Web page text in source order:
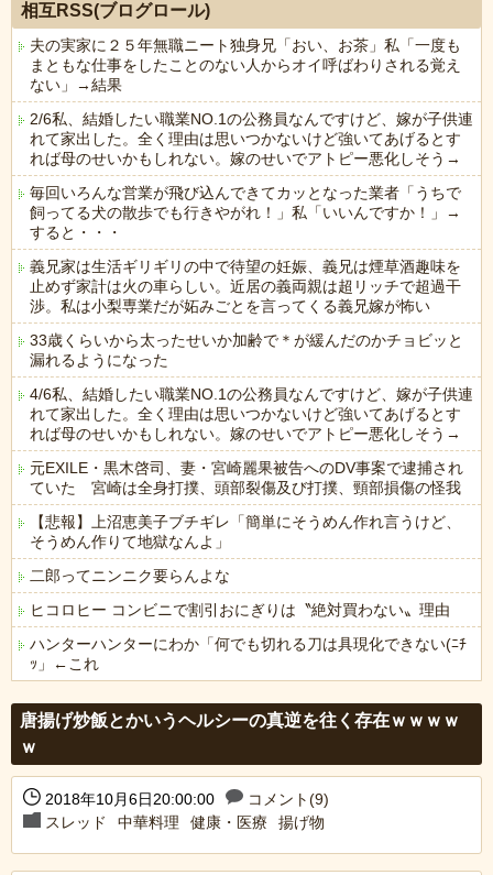
相互RSS(ブログロール)
夫の実家に２５年無職ニート独身兄「おい、お茶」私「一度も
まともな仕事をしたことのない人からオイ呼ばわりされる覚え
ない」→結果
2/6私、結婚したい職業NO.1の公務員なんですけど、嫁が子供連
れて家出した。全く理由は思いつかないけど強いてあげるとす
れば母のせいかもしれない。嫁のせいでアトピー悪化しそう→
毎回いろんな営業が飛び込んできてカッとなった業者「うちで
飼ってる犬の散歩でも行きやがれ！」私「いいんですか！」→
すると・・・
義兄家は生活ギリギリの中で待望の妊娠、義兄は煙草酒趣味を
止めず家計は火の車らしい。近居の義両親は超リッチで超過干
渉。私は小梨専業だが妬みごとを言ってくる義兄嫁が怖い
33歳くらいから太ったせいか加齢で＊が緩んだのかチョビッと
漏れるようになった
4/6私、結婚したい職業NO.1の公務員なんですけど、嫁が子供連
れて家出した。全く理由は思いつかないけど強いてあげるとす
れば母のせいかもしれない。嫁のせいでアトピー悪化しそう→
元EXILE・黒木啓司、妻・宮崎麗果被告へのDV事案で逮捕され
ていた 宮崎は全身打撲、頭部裂傷及び打撲、頸部損傷の怪我
【悲報】上沼恵美子ブチギレ「簡単にそうめん作れ言うけど、
そうめん作りて地獄なんよ」
二郎ってニンニク要らんよな
ヒコロヒー コンビニで割引おにぎりは〝絶対買わない〟理由
ハンターハンターにわか「何でも切れる刀は具現化できない(ﾆﾁ
ｯ」←これ
唐揚げ炒飯とかいうヘルシーの真逆を往く存在ｗｗｗｗ
ｗ
2018年10月6日20:00:00
コメント(9)
スレッド
中華料理 健康・医療 揚げ物